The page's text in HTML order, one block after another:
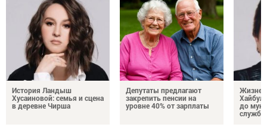
История Ландыш
Хусаиновой: семья и сцена
в деревне Чирша
Депутаты предлагают
закрепить пенсии на
уровне 40% от зарплаты
до
службы